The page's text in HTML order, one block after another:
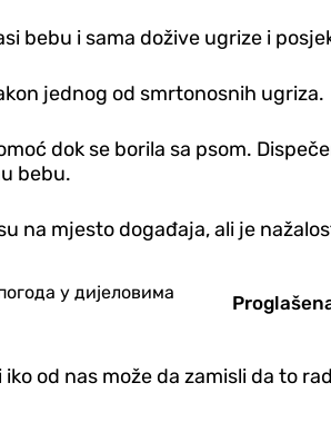
bebu i sama dožive ugrize i
jednog od smrtonosnih ugriza.
dok se borila sa psom.
bebu.
na mjesto događaja, ali je
iko od nas može da zamisli da to